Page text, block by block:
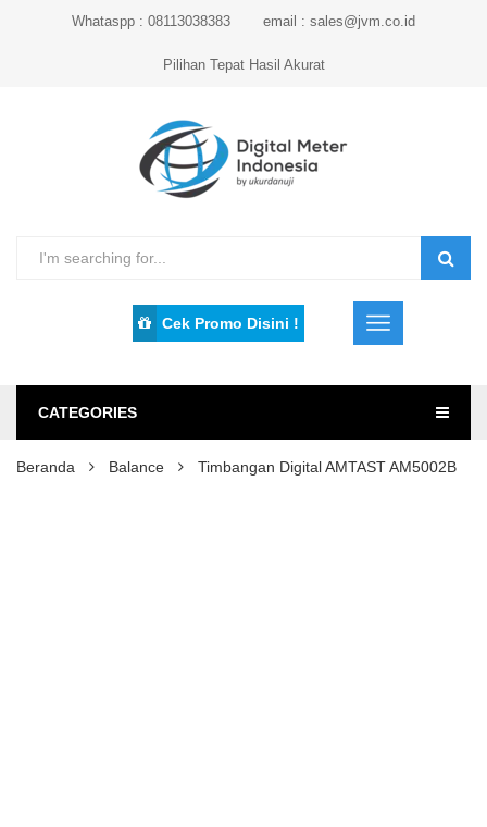
Whataspp : 08113038383 email : sales@jvm.co.id
Pilihan Tepat Hasil Akurat
Cek Promo Disini !
CATEGORIES
Beranda Balance Timbangan Digital AMTAST AM5002B